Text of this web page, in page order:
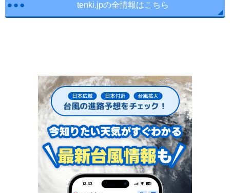
tenki.jpの全情報はこちら